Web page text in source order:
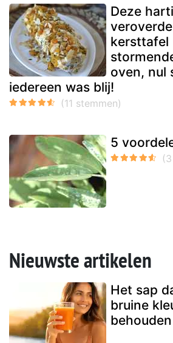
Deze
kersttafel
oven, nul
iedereen was blij!
5
Nieuwste artikelen
Het sap
bruine
behouden